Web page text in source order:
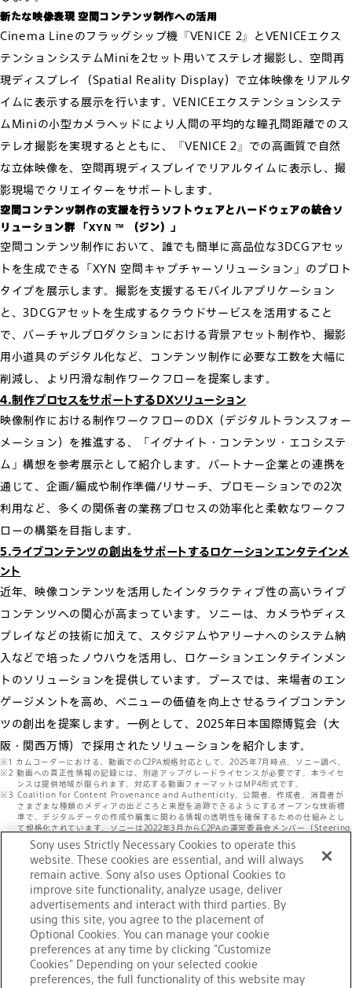
新たな映像表現 空間コンテンツ制作への活用
Cinema Lineのフラッグシップ機『VENICE 2』とVENICEエクス
テンションシステムMiniを2セット用いてステレオ撮影し、空間再
現ディスプレイ（Spatial Reality Display）で立体映像をリアルタ
イムに表示する展示を行います。VENICEエクステンションシステ
ムMiniの小型カメラヘッドにより人間の平均的な瞳孔間距離でのス
テレオ撮影を実現するとともに、『VENICE 2』での高画質で自然
な立体映像を、空間再現ディスプレイでリアルタイムに表示し、撮
影現場でクリエイターをサポートします。
空間コンテンツ制作の支援を行うソフトウェアとハードウェアの統合ソ
リューション群 「XYN ™ （ジン）」
空間コンテンツ制作において、誰でも簡単に高品位な3DCGアセッ
トを生成できる「XYN 空間キャプチャーソリューション」のプロト
タイプを展示します。撮影を支援するモバイルアプリケーション
と、3DCGアセットを生成するクラウドサービスを活用すること
で、バーチャルプロダクションにおける背景アセット制作や、撮影
用小道具のデジタル化など、コンテンツ制作に必要な工数を大幅に
削減し、より円滑な制作ワークフローを提案します。
4.制作プロセスをサポートするDXソリューション
映像制作における制作ワークフローのDX（デジタルトランスフォー
メーション）を推進する、「イグナイト・コンテンツ・エコシステ
ム」構想を参考展示として紹介します。パートナー企業との連携を
通じて、企画/編成や制作準備/リサーチ、プロモーションでの2次
利用など、多くの関係者の業務プロセスの効率化と柔軟なワークフ
ローの構築を目指します。
5.ライブコンテンツの創出をサポートするロケーションエンタテインメ
ント
近年、映像コンテンツを活用したインタラクティブ性の高いライブ
コンテンツへの関心が高まっています。ソニーは、カメラやディス
プレイなどの技術に加えて、スタジアムやアリーナへのシステム納
入などで培ったノウハウを活用し、ロケーションエンタテインメン
トのソリューションを提供しています。ブースでは、来場者のエン
ゲージメントを高め、ベニューの価値を向上させるライブコンテン
ツの創出を提案します。一例として、2025年日本国際博覧会（大
阪・関西万博）で採用されたソリューションを紹介します。
カムコーダーにおける、動画でのC2PA規格対応として。2025年7月時点。ソニー調べ。
動画への真正性情報の記録には、別途アップグレードライセンスが必要です。本ライセ
ンスは提供地域が限られます。対応する動画フォーマットはMP4形式です。
Coalition for Content Provenance and Authenticity。公開者、作成者、消費者が
さまざまな種類のメディアの出どころと来歴を追跡できるようにするオープンな技術標
準で、デジタルデータの作成や編集に関わる情報の透明性を確保するための仕組みとし
て規格化されています。ソニーは2022年3月からC2PAの運営委員会メンバー（Steering
Committee Member）として参画しています。
「ソニー」および「Sony」、並びにこのプレスリリース上で使用される商品名、サービス
名およびロゴマークは、ソニーグループ株式会社またはその関連会社の登録商標または商
標です。その他の商品名、サービス名、会社名またはロゴマークは、各社の商標、登録商
本リリース上の画像は、権利の都合上予告なく公開を取り下げる場合があります。
ニュースリリース一覧に戻る
Sony uses Strictly Necessary Cookies to operate this
website. These cookies are essential, and will always
remain active. Sony also uses Optional Cookies to
improve site functionality, analyze usage, deliver
advertisements and interact with third parties. By
using this site, you agree to the placement of
Optional Cookies. You can manage your cookie
preferences at any time by clicking "Customize
Cookies" Depending on your selected cookie
preferences, the full functionality of this website may